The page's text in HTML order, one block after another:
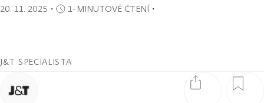
20. 11. 2025 ・ 1-MINUTOVÉ ČTENÍ・
J&T SPECIALISTA